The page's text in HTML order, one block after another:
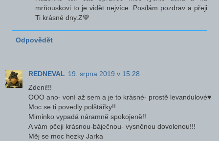
mrňouskovi to je vidět nejvíce. Posílám pozdrav a přeji
Ti krásné dny.Z💙
Odpovědět
REDNEVAL 19. srpna 2019 v 15:28
Zdeni!!!
OOO ano- voní až sem a je to krásné- prostě levandulové♥
Moc se ti povedly polštářky!!
Miminko vypadá náramně spokojeně!!
A vám pčeji krásnou-báječnou- vysněnou dovolenou!!!
Měj se moc hezky Jarka